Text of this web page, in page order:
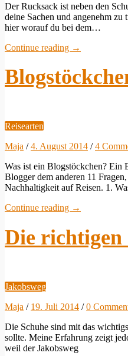
Der Rucksack ist neben den
deine Sachen und angenehm
hier worauf du bei dem…
Continue reading →
Reisearten
Maja /4. August 2014 /4
Was ist ein Blogstöckchen? Ein
Blogger dem anderen 11
Nachhaltigkeit auf Reisen. 1.
Continue reading →
Die richtigen
Jakobsweg
Maja / 19. Juli 2014 /0
Die Schuhe sind mit das
sollte. Meine Erfahrung zeigt
weil der Jakobsweg